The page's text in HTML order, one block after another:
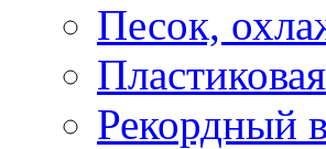
Песок,
Рекордный